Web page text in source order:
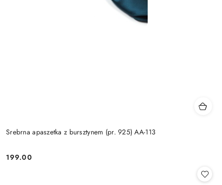
Srebrna apaszetka z bursztynem (pr. 925) AA-113
Cena:
199.00